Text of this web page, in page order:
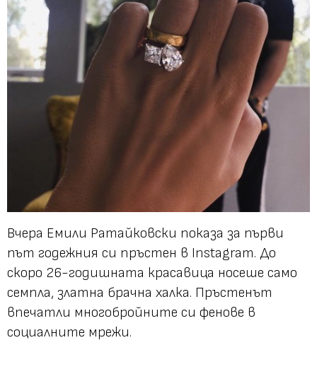
Вчера Емили Ратайковски показа за първи
път годежния си пръстен в Instagram. До
скоро 26-годишната красавица носеше само
семпла, златна брачна халка. Пръстенът
впечатли многобройните си фенове в
социалните мрежи.